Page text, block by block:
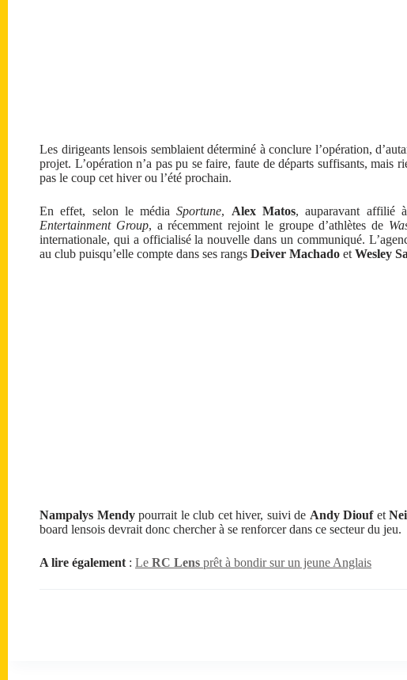
Les dirigeants lensois semblaient déterminé à conclure l’opération,
projet. L’opération n’a pas pu se faire, faute de départs suffisants, mais
pas le coup cet hiver ou l’été prochain.
En effet, selon le médiaSportune, Alex Matos, auparavant affilié
Entertainment Group, a récemment rejoint le groupe d’athlètes de
internationale, qui a officialisé la nouvelle dans un communiqué.
au club puisqu’elle compte dans ses rangs Deiver Machado et Wesley
Nampalys Mendypourrait le club cet hiver, suivi de Andy Dioufet
board lensois devrait donc chercher à se renforcer dans ce secteur du jeu.
A lire également : Le RC Lens prêt à bondir sur un jeune Anglais